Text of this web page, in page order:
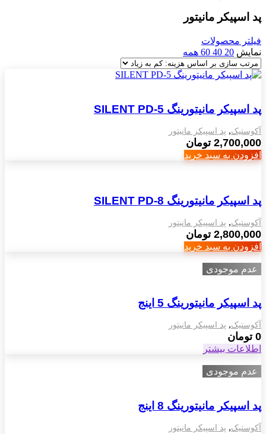
پد اسپیکر مانیتور
فیلتر محصولات
نمایش 20
40
60 همه
پد اسپیکر مانیتورینگ SILENT PD-5
آکوستیک, پد اسپیکر مانیتور
2,700,000 تومان
افزودن به سبد خرید
پد اسپیکر مانیتورینگ SILENT PD-8
آکوستیک, پد اسپیکر مانیتور
2,800,000 تومان
افزودن به سبد خرید
عدم موجودی
پد اسپیکر مانیتورینگ 5 اینج
آکوستیک, پد اسپیکر مانیتور
0 تومان
اطلاعات بیشتر
عدم موجودی
پد اسپیکر مانیتورینگ 8 اینج
آکوستیک, پد اسپیکر مانیتور